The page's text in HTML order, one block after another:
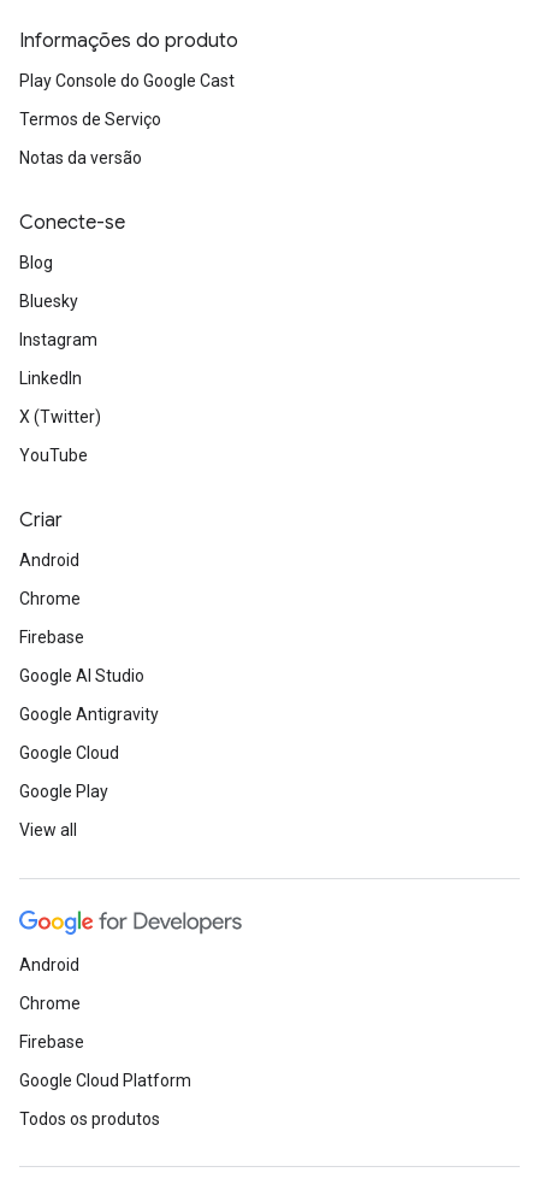
Informações do produto
Play Console do Google Cast
Termos de Serviço
Notas da versão
Conecte-se
Blog
Bluesky
Instagram
LinkedIn
X (Twitter)
YouTube
Criar
Android
Chrome
Firebase
Google AI Studio
Google Antigravity
Google Cloud
Google Play
View all
Android
Chrome
Firebase
Google Cloud Platform
Todos os produtos